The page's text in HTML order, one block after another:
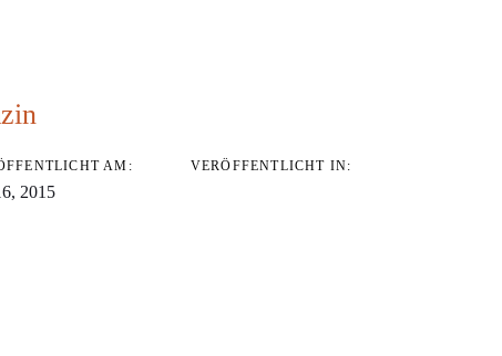
AM:
2015
VERÖFFENTLICHT IN: